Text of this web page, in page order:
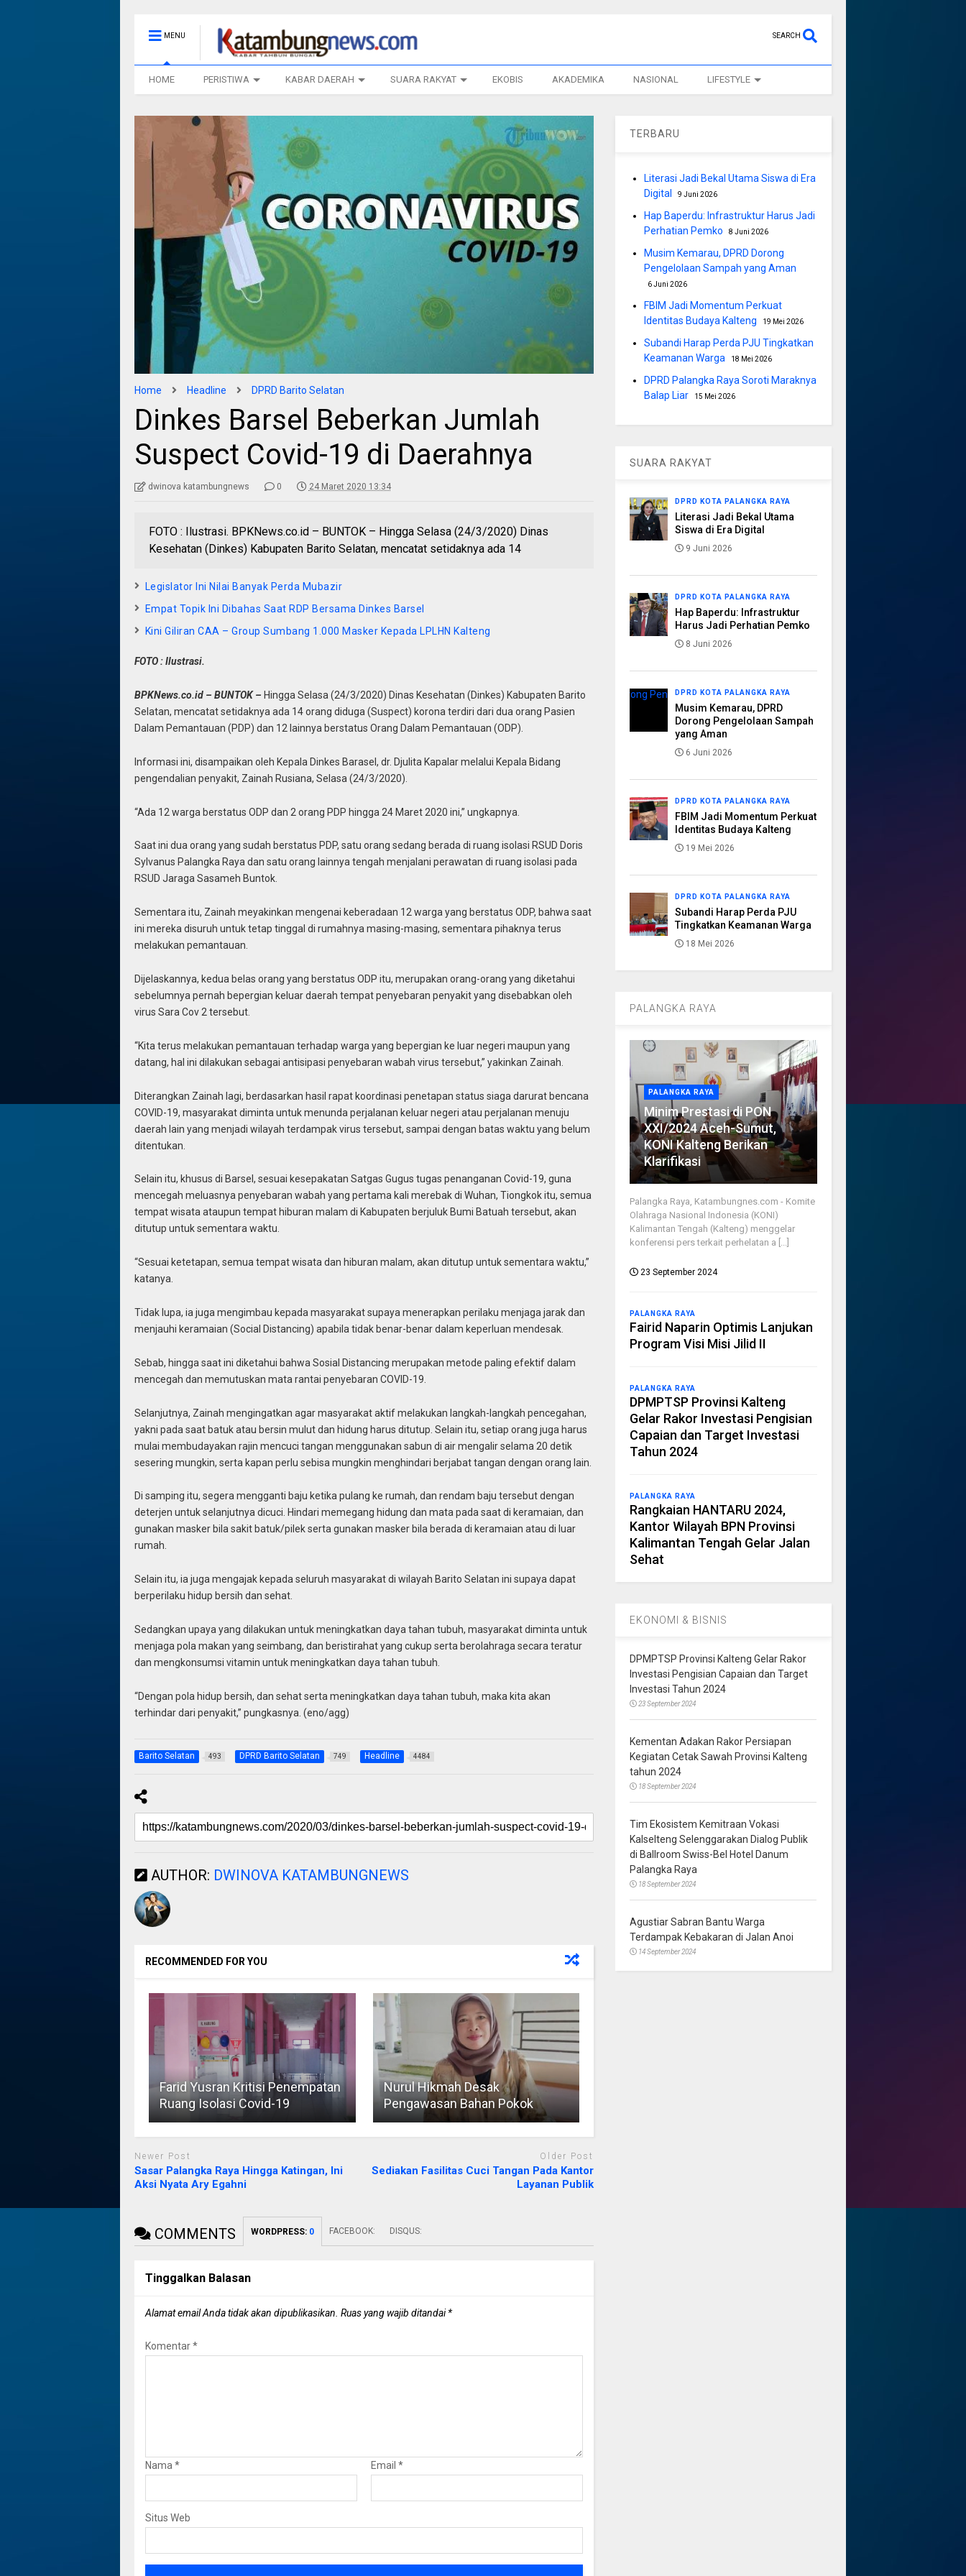
MENU SEARCH
HOME PERISTIWA KABAR DAERAH SUARA RAKYAT EKOBIS AKADEMIKA NASIONAL LIFESTYLE
Home Headline DPRD Barito Selatan
Dinkes Barsel Beberkan Jumlah
Suspect Covid-19 di Daerahnya
dwinova katambungnews 0 24 Maret 2020 13:34
FOTO : Ilustrasi. BPKNews.co.id – BUNTOK – Hingga Selasa (24/3/2020) Dinas
Kesehatan (Dinkes) Kabupaten Barito Selatan, mencatat setidaknya ada 14
Legislator Ini Nilai Banyak Perda Mubazir
Empat Topik Ini Dibahas Saat RDP Bersama Dinkes Barsel
Kini Giliran CAA – Group Sumbang 1.000 Masker Kepada LPLHN Kalteng
FOTO : Ilustrasi.
BPKNews.co.id – BUNTOK – Hingga Selasa (24/3/2020) Dinas Kesehatan (Dinkes) Kabupaten Barito
Selatan, mencatat setidaknya ada 14 orang diduga (Suspect) korona terdiri dari dua orang Pasien
Dalam Pemantauan (PDP) dan 12 lainnya berstatus Orang Dalam Pemantauan (ODP).
Informasi ini, disampaikan oleh Kepala Dinkes Barasel, dr. Djulita Kapalar melalui Kepala Bidang
pengendalian penyakit, Zainah Rusiana, Selasa (24/3/2020).
“Ada 12 warga berstatus ODP dan 2 orang PDP hingga 24 Maret 2020 ini,” ungkapnya.
Saat ini dua orang yang sudah berstatus PDP, satu orang sedang berada di ruang isolasi RSUD Doris
Sylvanus Palangka Raya dan satu orang lainnya tengah menjalani perawatan di ruang isolasi pada
RSUD Jaraga Sasameh Buntok.
Sementara itu, Zainah meyakinkan mengenai keberadaan 12 warga yang berstatus ODP, bahwa saat
ini mereka disuruh untuk tetap tinggal di rumahnya masing-masing, sementara pihaknya terus
melakukan pemantauan.
Dijelaskannya, kedua belas orang yang berstatus ODP itu, merupakan orang-orang yang diketahui
sebelumnya pernah bepergian keluar daerah tempat penyebaran penyakit yang disebabkan oleh
virus Sara Cov 2 tersebut.
“Kita terus melakukan pemantauan terhadap warga yang bepergian ke luar negeri maupun yang
datang, hal ini dilakukan sebagai antisipasi penyebaran wabah virus tersebut,” yakinkan Zainah.
Diterangkan Zainah lagi, berdasarkan hasil rapat koordinasi penetapan status siaga darurat bencana
COVID-19, masyarakat diminta untuk menunda perjalanan keluar negeri atau perjalanan menuju
daerah lain yang menjadi wilayah terdampak virus tersebut, sampai dengan batas waktu yang belum
ditentukan.
Selain itu, khusus di Barsel, sesuai kesepakatan Satgas Gugus tugas penanganan Covid-19, guna
mencegah meluasnya penyebaran wabah yang pertama kali merebak di Wuhan, Tiongkok itu, semua
tempat wisata ataupun tempat hiburan malam di Kabupaten berjuluk Bumi Batuah tersebut, akan
ditutup untuk sementara waktu.
“Sesuai ketetapan, semua tempat wisata dan hiburan malam, akan ditutup untuk sementara waktu,”
katanya.
Tidak lupa, ia juga mengimbau kepada masyarakat supaya menerapkan perilaku menjaga jarak dan
menjauhi keramaian (Social Distancing) apabila tidak benar-benar dalam keperluan mendesak.
Sebab, hingga saat ini diketahui bahwa Sosial Distancing merupakan metode paling efektif dalam
mencegah dan memutuskan mata rantai penyebaran COVID-19.
Selanjutnya, Zainah mengingatkan agar masyarakat aktif melakukan langkah-langkah pencegahan,
yakni pada saat batuk atau bersin mulut dan hidung harus ditutup. Selain itu, setiap orang juga harus
mulai membudayakan rajin mencuci tangan menggunakan sabun di air mengalir selama 20 detik
sesering mungkin, serta kapan perlu sebisa mungkin menghindari berjabat tangan dengan orang lain.
Di samping itu, segera mengganti baju ketika pulang ke rumah, dan rendam baju tersebut dengan
deterjen untuk selanjutnya dicuci. Hindari memegang hidung dan mata pada saat di keramaian, dan
gunakan masker bila sakit batuk/pilek serta gunakan masker bila berada di keramaian atau di luar
rumah.
Selain itu, ia juga mengajak kepada seluruh masyarakat di wilayah Barito Selatan ini supaya dapat
berperilaku hidup bersih dan sehat.
Sedangkan upaya yang dilakukan untuk meningkatkan daya tahan tubuh, masyarakat diminta untuk
menjaga pola makan yang seimbang, dan beristirahat yang cukup serta berolahraga secara teratur
dan mengkonsumsi vitamin untuk meningkatkan daya tahan tubuh.
“Dengan pola hidup bersih, dan sehat serta meningkatkan daya tahan tubuh, maka kita akan
terhindar dari penyakit,” pungkasnya. (eno/agg)
Barito Selatan 493 DPRD Barito Selatan 749 Headline 4484
AUTHOR: DWINOVA KATAMBUNGNEWS
RECOMMENDED FOR YOU
Farid Yusran Kritisi Penempatan
Ruang Isolasi Covid-19
Nurul Hikmah Desak
Pengawasan Bahan Pokok
Newer Post
Sasar Palangka Raya Hingga Katingan, Ini
Aksi Nyata Ary Egahni
Older Post
Sediakan Fasilitas Cuci Tangan Pada Kantor
Layanan Publik
COMMENTS WORDPRESS: 0 FACEBOOK: DISQUS:
Tinggalkan Balasan
Alamat email Anda tidak akan dipublikasikan. Ruas yang wajib ditandai*
Komentar*
Nama* Email *
Situs Web
TERBARU
Literasi Jadi Bekal Utama Siswa di Era
Digital
9 Juni 2026
Hap Baperdu: Infrastruktur Harus Jadi
Perhatian Pemko
8 Juni 2026
Musim Kemarau, DPRD Dorong
Pengelolaan Sampah yang Aman
6 Juni 2026
FBIM Jadi Momentum Perkuat
Identitas Budaya Kalteng
19 Mei 2026
Subandi Harap Perda PJU Tingkatkan
Keamanan Warga
18 Mei 2026
DPRD Palangka Raya Soroti Maraknya
Balap Liar
15 Mei 2026
SUARA RAKYAT
DPRD KOTA PALANGKA RAYA
Literasi Jadi Bekal Utama
Siswa di Era Digital
9 Juni 2026
DPRD KOTA PALANGKA RAYA
Hap Baperdu: Infrastruktur
Harus Jadi Perhatian Pemko
8 Juni 2026
DPRD KOTA PALANGKA RAYA
Musim Kemarau, DPRD
Dorong Pengelolaan Sampah
yang Aman
6 Juni 2026
DPRD KOTA PALANGKA RAYA
FBIM Jadi Momentum Perkuat
Identitas Budaya Kalteng
19 Mei 2026
DPRD KOTA PALANGKA RAYA
Subandi Harap Perda PJU
Tingkatkan Keamanan Warga
18 Mei 2026
PALANGKA RAYA
PALANGKA RAYA
Minim Prestasi di PON
XXI/2024 Aceh-Sumut,
KONI Kalteng Berikan
Klarifikasi
Palangka Raya, Katambungnes.com - Komite
Olahraga Nasional Indonesia (KONI)
Kalimantan Tengah (Kalteng) menggelar
konferensi pers terkait perhelatan a [...]
23 September 2024
PALANGKA RAYA
Fairid Naparin Optimis Lanjukan
Program Visi Misi Jilid II
PALANGKA RAYA
DPMPTSP Provinsi Kalteng
Gelar Rakor Investasi Pengisian
Capaian dan Target Investasi
Tahun 2024
PALANGKA RAYA
Rangkaian HANTARU 2024,
Kantor Wilayah BPN Provinsi
Kalimantan Tengah Gelar Jalan
Sehat
EKONOMI & BISNIS
DPMPTSP Provinsi Kalteng Gelar Rakor
Investasi Pengisian Capaian dan Target
Investasi Tahun 2024
23 September 2024
Kementan Adakan Rakor Persiapan
Kegiatan Cetak Sawah Provinsi Kalteng
tahun 2024
18 September 2024
Tim Ekosistem Kemitraan Vokasi
Kalselteng Selenggarakan Dialog Publik
di Ballroom Swiss-Bel Hotel Danum
Palangka Raya
18 September 2024
Agustiar Sabran Bantu Warga
Terdampak Kebakaran di Jalan Anoi
14 September 2024